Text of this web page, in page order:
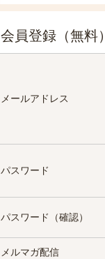
会員登録（無料）
メールアドレス
パスワード
パスワード（確認）
メルマガ配信